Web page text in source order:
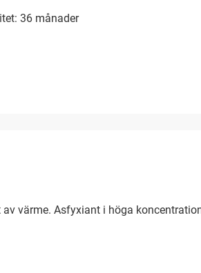
36 månader
värme. Asfyxiant i höga